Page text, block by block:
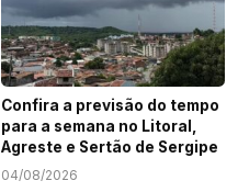
Confira a previsão do tempo
para a semana no Litoral,
Agreste e Sertão de Sergipe
04/08/2026